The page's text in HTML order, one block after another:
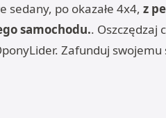
sedany, po okazałe 4x4, z
samochodu.. Oszczędzaj
Zafunduj